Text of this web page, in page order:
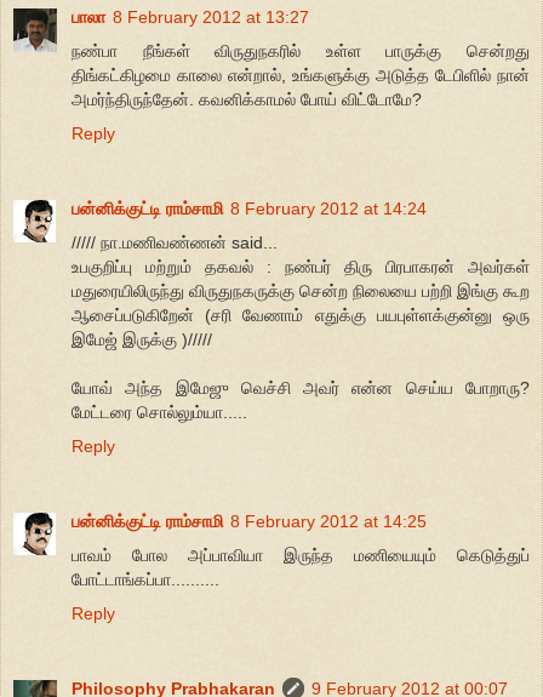
பாலா 8 February 2012 at 13:27
நண்பா நீங்கள் விருதுநகரில் உள்ள பாருக்கு சென்றது
திங்கட்கிழமை காலை என்றால், உங்களுக்கு அடுத்த டேபிளில் நான்
அமர்ந்திருந்தேன். கவனிக்காமல் போய் விட்டோமே?
Reply
பன்னிக்குட்டி ராம்சாமி 8 February 2012 at 14:24
///// நா.மணிவண்ணன் said...
உபகுறிப்பு மற்றும் தகவல் : நண்பர் திரு பிரபாகரன் அவர்கள்
மதுரையிலிருந்து விருதுநகருக்கு சென்ற நிலையை பற்றி இங்கு கூற
ஆசைப்படுகிறேன் (சரி வேணாம் எதுக்கு பயபுள்ளக்குன்னு ஒரு
இமேஜ் இருக்கு )/////
யோவ் அந்த இமேஜு வெச்சி அவர் என்ன செய்ய போறாரு?
மேட்டரை சொல்லும்யா.....
Reply
பன்னிக்குட்டி ராம்சாமி 8 February 2012 at 14:25
பாவம் போல அப்பாவியா இருந்த மணியையும் கெடுத்துப்
போட்டாங்கப்பா..........
Reply
Philosophy Prabhakaran
9 February 2012 at 00:07